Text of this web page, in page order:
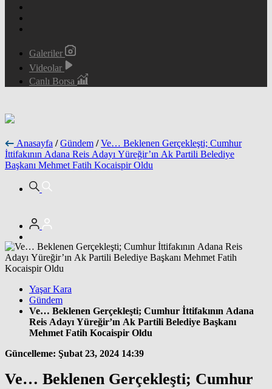
Galeriler
Videolar
Canlı Borsa
Anasayfa / Gündem / Ve… Beklenen Gerçekleşti; Cumhur
İttifakının Adana Reis Adayı Yüreğir’ın Ak Partili Belediye
Başkanı Mehmet Fatih Kocaispir Oldu
Yaşar Kara
Gündem
Ve… Beklenen Gerçekleşti; Cumhur İttifakının Adana
Reis Adayı Yüreğir’ın Ak Partili Belediye Başkanı
Mehmet Fatih Kocaispir Oldu
Güncelleme: Şubat 23, 2024 14:39
Ve… Beklenen Gerçekleşti; Cumhur